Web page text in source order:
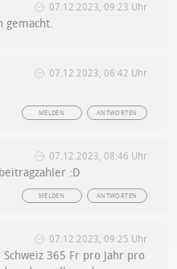
07.12.2023, 09:23 Uhr
gemacht.
07.12.2023, 06:42 Uhr
ANTWORTEN
MELDEN
07.12.2023, 08:46 Uhr
:D
ANTWORTEN
MELDEN
07.12.2023, 09:25 Uhr
365 Fr pro Jahr pro